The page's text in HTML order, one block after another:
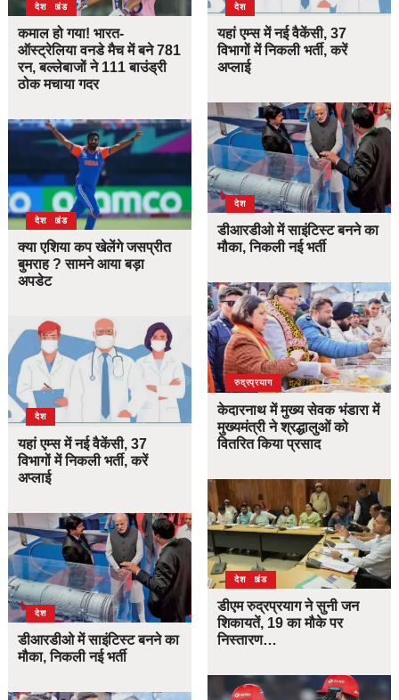
उत्तराखंड
देश
कमाल हो गया! भारत-
ऑस्ट्रेलिया वनडे मैच में बने 781
रन, बल्लेबाजों ने 111 बाउंड्री
ठोक मचाया गदर
उत्तराखंड
देश
क्या एशिया कप खेलेंगे जसप्रीत
बुमराह ? सामने आया बड़ा
अपडेट
देश
यहां एम्स में नई वैकेंसी, 37
विभागों में निकली भर्ती, करें
अप्लाई
देश
डीआरडीओ में साइंटिस्ट बनने का
मौका, निकली नई भर्ती
देश
यहां एम्स में नई वैकेंसी, 37
विभागों में निकली भर्ती, करें
अप्लाई
देश
डीआरडीओ में साइंटिस्ट बनने का
मौका, निकली नई भर्ती
उत्तराखंड
देश
रुद्रप्रयाग
केदारनाथ में मुख्य सेवक भंडारा में
मुख्यमंत्री ने श्रद्धालुओं को
वितरित किया प्रसाद
उत्तराखंड
देश
डीएम रुद्रप्रयाग ने सुनी जन
शिकायतें, 19 का मौके पर
निस्तारण…